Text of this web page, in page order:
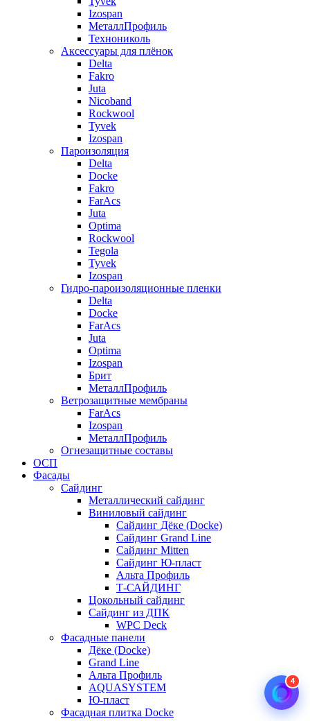
Izospan
МеталлПрофиль
Технониколь
Аксессуары для плёнок
Delta
Fakro
Juta
Nicoband
Rockwool
Tyvek
Izospan
Пароизоляция
Delta
Docke
Fakro
FarAcs
Juta
Optima
Rockwool
Tegola
Tyvek
Izospan
Гидро-пароизоляционные пленки
Delta
Docke
FarAcs
Juta
Optima
Izospan
Брит
МеталлПрофиль
Ветрозащитные мембраны
FarAcs
Izospan
МеталлПрофиль
Огнезащитные составы
ОСП
Фасады
Сайдинг
Металлический сайдинг
Виниловый сайдинг
Сайдинг Дёке (Docke)
Сайдинг Grand Line
Сайдинг Mitten
Сайдинг Ю-пласт
Альта Профиль
Т-САЙДИНГ
Цокольный сайдинг
Сайдинг из ДПК
WPC Deck
Фасадные панели
Дёке (Docke)
Grand Line
Альта Профиль
AQUASYSTEM
Ю-пласт
Фасадная плитка Docke
4